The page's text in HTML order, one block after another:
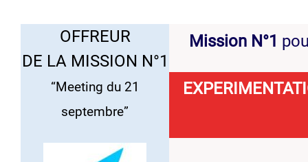
OFFREUR
DE LA MISSION N°1
“Meeting du 21
septembre”
Mission N°1